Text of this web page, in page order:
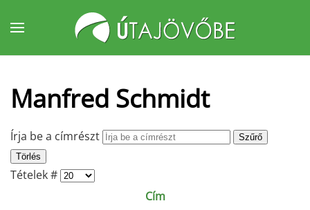
Fő tartalom átugrása
Manfred Schmidt
Írja be a címrészt
Szűrő
Törlés
Tételek #
Cím